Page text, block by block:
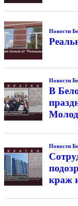
Новости
Новости
В
Новости
краж